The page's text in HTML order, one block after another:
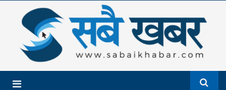
गृहपृष्ठ
समाचार
राजनीति